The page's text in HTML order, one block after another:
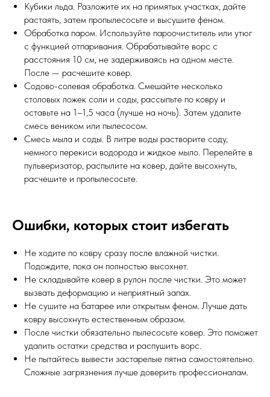
Кубики льда. Разложите их на примятых участках, дайте
растаять, затем пропылесосьте и высушите феном.
Обработка паром. Используйте пароочиститель или утюг
с функцией отпаривания. Обрабатывайте ворс с
расстояния 10 см, не задерживаясь на одном месте.
После — расчешите ковер.
Содово-солевая обработка. Смешайте несколько
столовых ложек соли и соды, рассыпьте по ковру и
оставьте на 1–1,5 часа (лучше на ночь). Затем удалите
смесь веником или пылесосом.
Смесь мыла и соды. В литре воды растворите соду,
немного перекиси водорода и жидкое мыло. Перелейте в
пульверизатор, распылите на ковер, дайте высохнуть,
расчешите и пропылесосьте.
Ошибки, которых стоит избегать
Не ходите по ковру сразу после влажной чистки.
Подождите, пока он полностью высохнет.
Не складывайте ковер в рулон после чистки. Это может
вызвать деформацию и неприятный запах.
Не сушите на батарее или открытым феном. Лучше дать
ковру высохнуть естественным образом.
После чистки обязательно пылесосьте ковер. Это поможет
удалить остатки средства и распушить ворс.
Не пытайтесь вывести застарелые пятна самостоятельно.
Сложные загрязнения лучше доверить профессионалам.